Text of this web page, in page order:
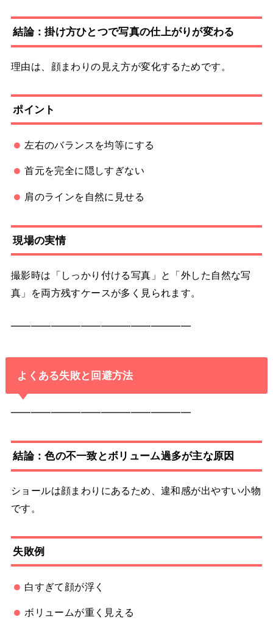
結論：掛け方ひとつで写真の仕上がりが変わる
理由は、顔まわりの見え方が変化するためです。
ポイント
左右のバランスを均等にする
首元を完全に隠しすぎない
肩のラインを自然に見せる
現場の実情
撮影時は「しっかり付ける写真」と「外した自然な写
真」を両方残すケースが多く見られます。
━━━━━━━━━━━━━━━━━━
よくある失敗と回避方法
━━━━━━━━━━━━━━━━━━
結論：色の不一致とボリューム過多が主な原因
ショールは顔まわりにあるため、違和感が出やすい小物
です。
失敗例
白すぎて顔が浮く
ボリュームが重く見える